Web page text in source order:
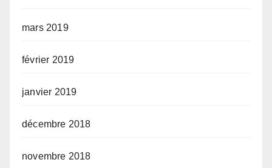
mars 2019
février 2019
janvier 2019
décembre 2018
novembre 2018